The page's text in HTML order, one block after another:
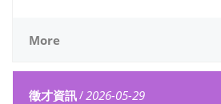
More
徵才資訊/2026-05-29